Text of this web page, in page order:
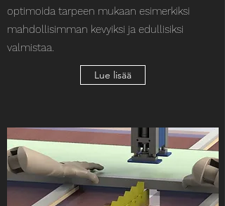
optimoida tarpeen mukaan esimerkiksi
mahdollisimman kevyiksi ja edullisiksi
valmistaa.
Lue lisää